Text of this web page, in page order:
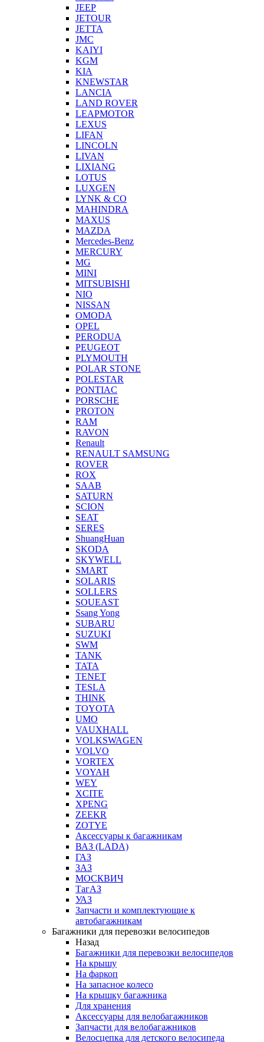
JEEP
JETOUR
JETTA
JMC
KAIYI
KGM
KIA
KNEWSTAR
LANCIA
LAND ROVER
LEAPMOTOR
LEXUS
LIFAN
LINCOLN
LIVAN
LIXIANG
LOTUS
LUXGEN
LYNK & CO
MAHINDRA
MAXUS
MAZDA
Mercedes-Benz
MERCURY
MG
MINI
MITSUBISHI
NIO
NISSAN
OMODA
OPEL
PERODUA
PEUGEOT
PLYMOUTH
POLAR STONE
POLESTAR
PONTIAC
PORSCHE
PROTON
RAM
RAVON
Renault
RENAULT SAMSUNG
ROVER
ROX
SAAB
SATURN
SCION
SEAT
SERES
ShuangHuan
SKODA
SKYWELL
SMART
SOLARIS
SOLLERS
SOUEAST
Ssang Yong
SUBARU
SUZUKI
SWM
TANK
TATA
TENET
TESLA
THINK
TOYOTA
UMO
VAUXHALL
VOLKSWAGEN
VOLVO
VORTEX
VOYAH
WEY
XCITE
XPENG
ZEEKR
ZOTYE
Аксессуары к багажникам
ВАЗ (LADA)
ГАЗ
ЗАЗ
МОСКВИЧ
ТагАЗ
УАЗ
Запчасти и комплектующие к
автобагажникам
Багажники для перевозки велосипедов
Назад
Багажники для перевозки велосипедов
На крышу
На фаркоп
На запасное колесо
На крышку багажника
Для хранения
Аксессуары для велобагажников
Запчасти для велобагажников
Велосцепка для детского велосипеда